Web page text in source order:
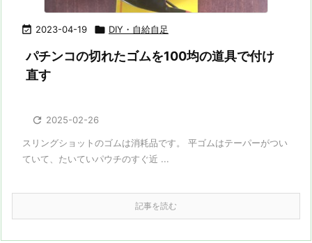
 2023-04-19  DIY・自給自足
パチンコの切れたゴムを100均の道具で付け
直す
 2025-02-26
スリングショットのゴムは消耗品です。 平ゴムはテーパーがつい
ていて、たいていパウチのすぐ近 ...
記事を読む